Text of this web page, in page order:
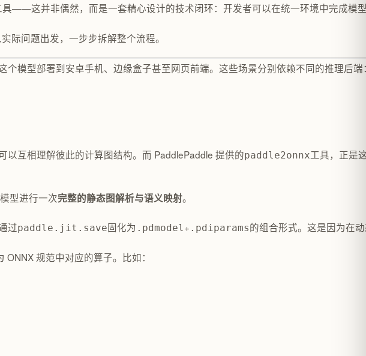
具——这并非偶然，而是一套精心设计的技术闭环：开发者可以在统一环境中完成模
际问题出发，一步步拆解整个流程。
模型部署到安卓手机、边缘盒子甚至网页前端。这些场景分别依赖不同的推理后
以互相理解彼此的计算图结构。而 PaddlePaddle 提供的paddle2onnx工具，正是
型进行一次完整的静态图解析与语义映射。
过paddle.jit.save固化为 .pdmodel+ .pdiparams的组合形式。这是因为在
规范中对应的算子。比如：